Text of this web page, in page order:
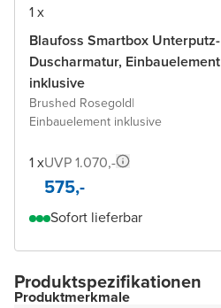
1 x
Blaufoss Smartbox Unterputz-
Duscharmatur, Einbauelement
inklusive
Brushed Rosegold|
Einbauelement inklusive
1 xUVP 1.070,-
575,-
Sofort lieferbar
Produktspezifikationen
Produktmerkmale